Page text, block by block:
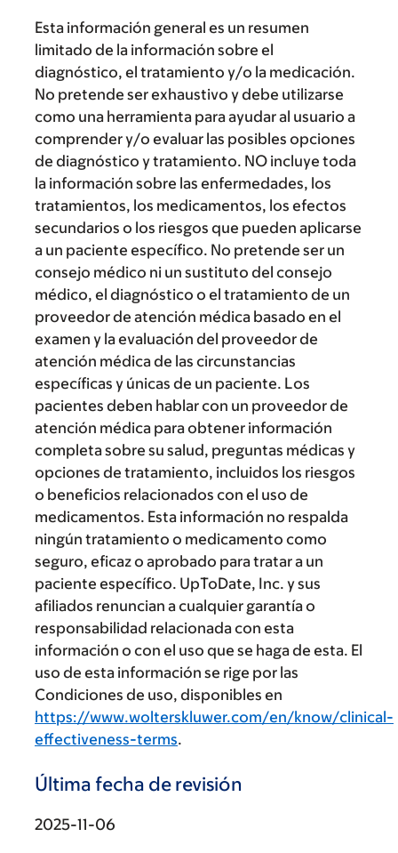
Esta información general es un resumen
limitado de la información sobre el
diagnóstico, el tratamiento y/o la medicación.
No pretende ser exhaustivo y debe utilizarse
como una herramienta para ayudar al usuario a
comprender y/o evaluar las posibles opciones
de diagnóstico y tratamiento. NO incluye toda
la información sobre las enfermedades, los
tratamientos, los medicamentos, los efectos
secundarios o los riesgos que pueden aplicarse
a un paciente específico. No pretende ser un
consejo médico ni un sustituto del consejo
médico, el diagnóstico o el tratamiento de un
proveedor de atención médica basado en el
examen y la evaluación del proveedor de
atención médica de las circunstancias
específicas y únicas de un paciente. Los
pacientes deben hablar con un proveedor de
atención médica para obtener información
completa sobre su salud, preguntas médicas y
opciones de tratamiento, incluidos los riesgos
o beneficios relacionados con el uso de
medicamentos. Esta información no respalda
ningún tratamiento o medicamento como
seguro, eficaz o aprobado para tratar a un
paciente específico. UpToDate, Inc. y sus
afiliados renuncian a cualquier garantía o
responsabilidad relacionada con esta
información o con el uso que se haga de esta. El
uso de esta información se rige por las
Condiciones de uso, disponibles en
https://www.wolterskluwer.com/en/know/clinical-
effectiveness-terms.
Última fecha de revisión
2025-11-06